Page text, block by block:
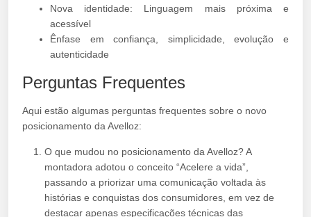
Nova identidade: Linguagem mais próxima e
acessível
Ênfase em confiança, simplicidade, evolução e
autenticidade
Perguntas Frequentes
Aqui estão algumas perguntas frequentes sobre o novo
posicionamento da Avelloz:
O que mudou no posicionamento da Avelloz? A
montadora adotou o conceito “Acelere a vida”,
passando a priorizar uma comunicação voltada às
histórias e conquistas dos consumidores, em vez de
destacar apenas especificações técnicas das